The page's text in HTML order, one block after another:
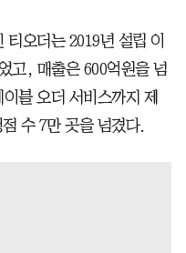
오더는 2019년 설립 이
고, 매출은 600억원을 넘
블 오더 서비스까지 제
수 7만 곳을 넘겼다.